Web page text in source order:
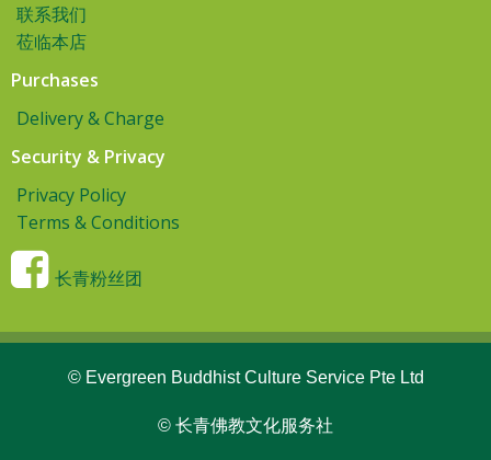
联系我们
莅临本店
Purchases
Delivery & Charge
Security & Privacy
Privacy Policy
Terms & Conditions
长青粉丝团
© Evergreen Buddhist Culture Service Pte Ltd
© 长青佛教文化服务社